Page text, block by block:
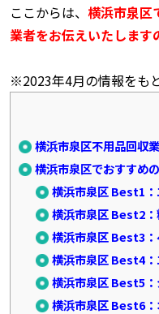
ここからは、 横浜市泉区
業者をお伝えいたします
※2023年4月の情報をも
横浜市泉区不用品回収
横浜市泉区でおすすめ
横浜市泉区 Best1
横浜市泉区 Best2
横浜市泉区 Best3
横浜市泉区 Best4
横浜市泉区 Best5
横浜市泉区 Best6